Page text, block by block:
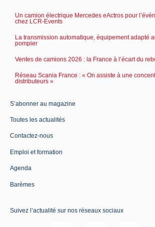
Un camion électrique Mercedes eActros pour
chez LCR-Events
La transmission automatique, équipement adapté
pompier
Ventes de camions 2026 : la France à l’écart du
Réseau Scania France : « On assiste à une
distributeurs »
S’abonner au magazine
Toutes les actualités
Contactez-nous
Emploi et formation
Agenda
Barèmes
Suivez l’actualité sur nos réseaux sociaux